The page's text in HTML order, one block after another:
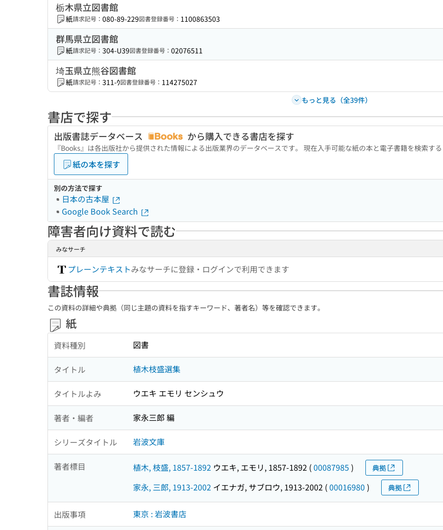
栃木県立図書館
紙請求記号： 080-89-229図書登録番号： 1100863503
群馬県立図書館
紙請求記号： 304-U39図書登録番号： 02076511
埼玉県立熊谷図書館
紙請求記号： 311-ｳ図書登録番号： 114275027
もっと見る（全39件）
書店で探す
出版書誌データベース から購入できる書店を探す
『Books』は各出版社から提供された情報による出版業界のデータベースです。 現在入手可能な紙の本と電子書籍を検索す
紙の本を探す
別の方法で探す
日本の古本屋
Google Book Search
障害者向け資料で読む
みなサーチ
プレーンテキストみなサーチに登録・ログインで利用できます
書誌情報
この資料の詳細や典拠（同じ主題の資料を指すキーワード、著者名）等を確認できます。
紙
資料種別 図書
タイトル 植木枝盛選集
タイトルよみ ウエキ エモリ センシュウ
著者・編者 家永三郎 編
シリーズタイトル 岩波文庫
著者標目 植木, 枝盛, 1857-1892 ウエキ, エモリ, 1857-1892 (00087985 ) 典拠
家永, 三郎, 1913-2002 イエナガ, サブロウ, 1913-2002 (00016980 ) 典拠
出版事項 東京 : 岩波書店